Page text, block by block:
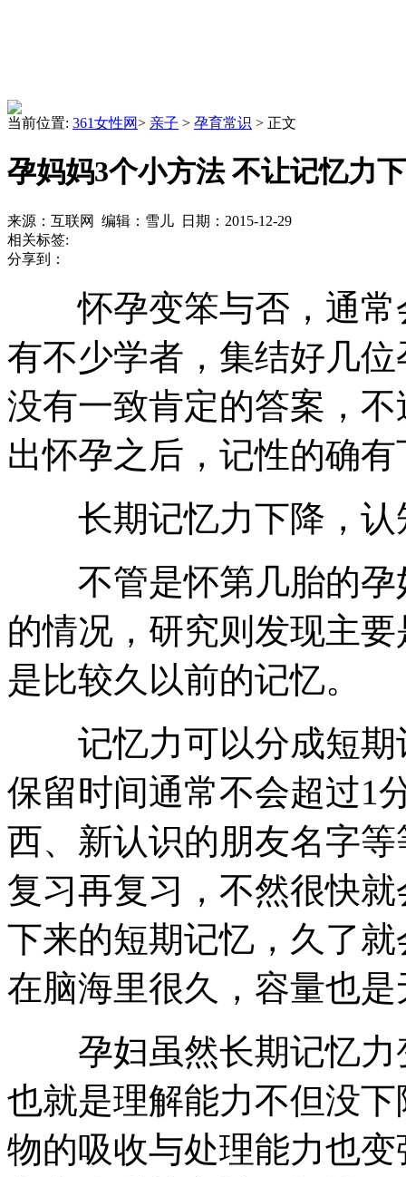
当前位置: 361女性网> 亲子 > 孕育常识 > 正文
孕妈妈3个小方法 不让记忆力
来源：互联网 编辑：雪儿 日期：2015-12-29
相关标签:
分享到：
怀孕变笨与否，通常
有不少学者，集结好几
没有一致肯定的答案，
出怀孕之后，记性的确
长期记忆力下降，认
不管是怀第几胎的孕
的情况，研究则发现主
是比较久以前的记忆。
记忆力可以分成短期
保留时间通常不会超过1
西、新认识的朋友名字
复习再复习，不然很快
下来的短期记忆，久了
在脑海里很久，容量也
孕妇虽然长期记忆力
也就是理解能力不但没
物的吸收与处理能力也